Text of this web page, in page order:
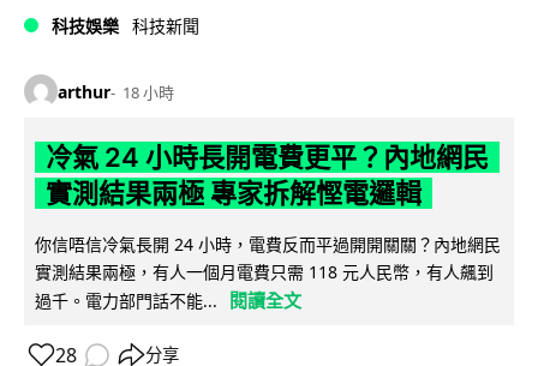
科技娛樂 科技新聞
arthur 18 小時
冷氣 24 小時長開電費更平？內地網民
實測結果兩極 專家拆解慳電邏輯
你信唔信冷氣長開 24 小時，電費反而平過開開關關？內地網民
實測結果兩極，有人一個月電費只需 118 元人民幣，有人飆到
過千。電力部門話不能...
閱讀全文
28 分享